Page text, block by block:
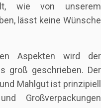
wie von unserem
lässt keine Wünsche
Aspekten wird der
groß geschrieben. Der
Mahlgut ist prinzipiell
Großverpackungen